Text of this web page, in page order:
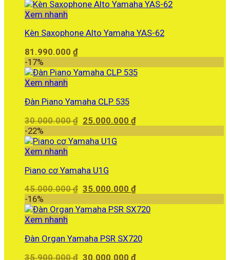
Xem nhanh
Kèn Saxophone Alto Yamaha YAS-62
81.990.000 ₫
-17%
Xem nhanh
Đàn Piano Yamaha CLP 535
30.000.000₫ Giá
là:
25.000.000₫Giá
-22%
Xem nhanh
Piano cơ Yamaha U1G
45.000.000₫ Giá
là:
35.000.000₫Giá
tại
-16%
Xem nhanh
Đàn Organ Yamaha PSR SX720
35.900.000₫ Giá
30.000.000₫Giá